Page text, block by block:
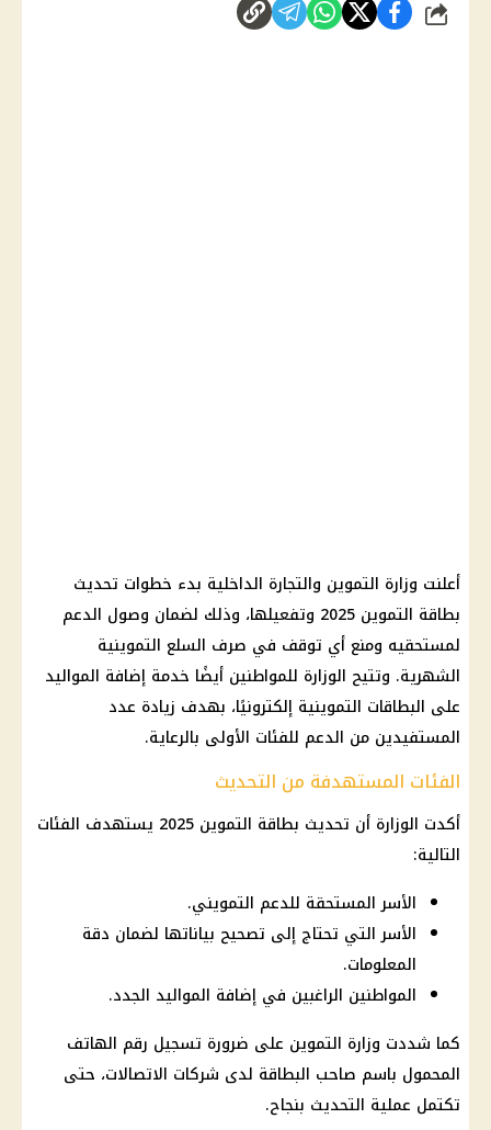
شارك
أعلنت وزارة التموين والتجارة الداخلية بدء خطوات تحديث
بطاقة التموين 2025 وتفعيلها، وذلك لضمان وصول الدعم
لمستحقيه ومنع أي توقف في صرف السلع التموينية
الشهرية. وتتيح الوزارة للمواطنين أيضًا خدمة إضافة المواليد
على البطاقات التموينية إلكترونيًا، بهدف زيادة عدد
المستفيدين من الدعم للفئات الأولى بالرعاية.
الفئات المستهدفة من التحديث
أكدت الوزارة أن تحديث بطاقة التموين 2025 يستهدف الفئات
التالية:
الأسر المستحقة للدعم التمويني.
الأسر التي تحتاج إلى تصحيح بياناتها لضمان دقة
المعلومات.
المواطنين الراغبين في إضافة المواليد الجدد.
كما شددت وزارة التموين على ضرورة تسجيل رقم الهاتف
المحمول باسم صاحب البطاقة لدى شركات الاتصالات، حتى
تكتمل عملية التحديث بنجاح.